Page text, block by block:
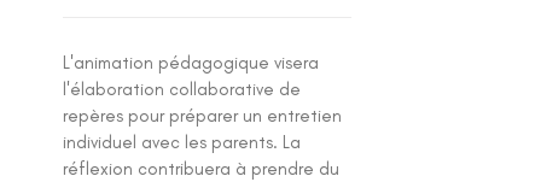
L'animation pédagogique visera
l'élaboration collaborative de
repères pour préparer un entretien
individuel avec les parents. La
réflexion contribuera à prendre du